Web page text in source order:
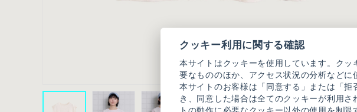
クッキー利用に関する確認
本サイトはクッキーを使用しています。クッ
要なもののほか、アクセス状況の分析などに
本サイトのお客様は「同意する」または「拒
き、同意した場合は全てのクッキーが利用さ